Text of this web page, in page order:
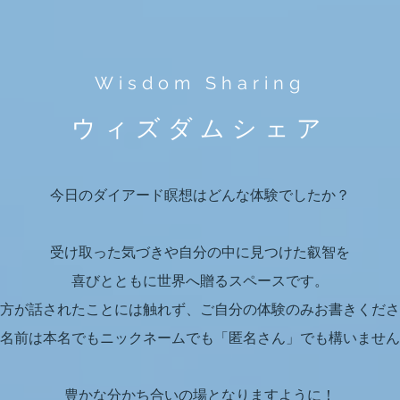
Wisdom Sharing
ウィズダムシェア
今日のダイアード瞑想はどんな体験でしたか？
受け取った気づきや自分の中に見つけた叡智を
喜びとともに世界へ贈るスペースです。
が話されたことには触れず、ご自分の体験のみお書きくだ
前は本名でもニックネームでも「匿名さん」でも構いませ
​豊かな分かち合いの場となりますように！